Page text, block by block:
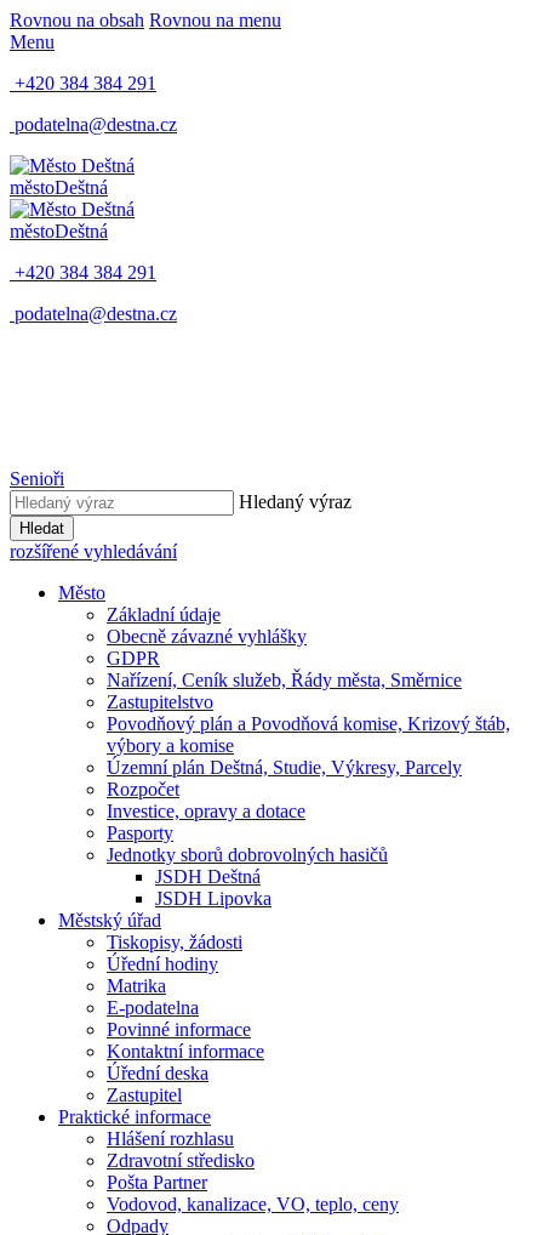
Rovnou na obsah Rovnou na menu
Menu
+420 384 384 291
podatelna@destna.cz
městoDeštná
městoDeštná
+420 384 384 291
podatelna@destna.cz
Senioři
Hledaný výraz
Hledat
rozšířené vyhledávání
Město
Základní údaje
Obecně závazné vyhlášky
GDPR
Nařízení, Ceník služeb, Řády města, Směrnice
Zastupitelstvo
Povodňový plán a Povodňová komise, Krizový štáb,
výbory a komise
Územní plán Deštná, Studie, Výkresy, Parcely
Rozpočet
Investice, opravy a dotace
Pasporty
Jednotky sborů dobrovolných hasičů
JSDH Deštná
JSDH Lipovka
Městský úřad
Tiskopisy, žádosti
Úřední hodiny
Matrika
E-podatelna
Povinné informace
Kontaktní informace
Úřední deska
Zastupitel
Praktické informace
Hlášení rozhlasu
Zdravotní středisko
Pošta Partner
Vodovod, kanalizace, VO, teplo, ceny
Odpady